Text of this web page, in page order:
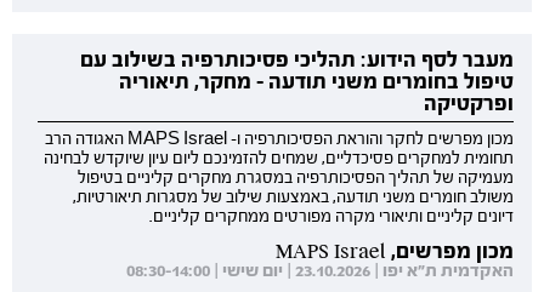
מעבר לסף הידוע: תהליכי פסיכותרפיה בשילוב עם
טיפול בחומרים משני תודעה - מחקר, תיאוריה
ופרקטיקה
מכון מפרשים לחקר והוראת הפסיכותרפיה ו- MAPS Israel האגודה הרב
תחומית למחקרים פסיכדליים, שמחים להזמינכם ליום עיון שיוקדש לבחינה
מעמיקה של תהליך הפסיכותרפיה במסגרת מחקרים קליניים בטיפול
משולב חומרים משני תודעה, באמצעות שילוב של מסגרות תיאורטיות,
דיונים קליניים ותיאורי מקרה מפורטים ממחקרים קליניים.
מכון מפרשים, MAPS Israel
האקדמית ת"א יפו | 23.10.2026 | יום שישי | 08:30-14:00